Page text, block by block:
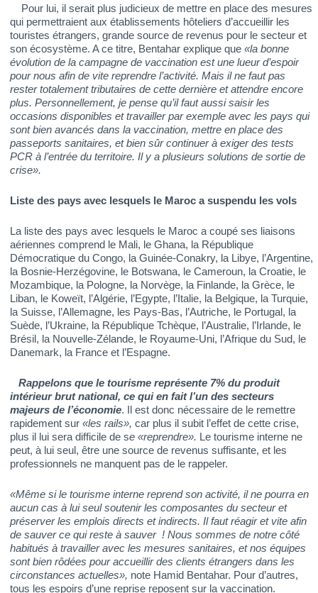
Pour lui, il serait plus judicieux de mettre en place des mesures
qui permettraient aux établissements hôteliers d’accueillir les
touristes étrangers, grande source de revenus pour le secteur et
son écosystème. A ce titre, Bentahar explique que «la bonne
évolution de la campagne de vaccination est une lueur d’espoir
pour nous afin de vite reprendre l’activité. Mais il ne faut pas
rester totalement tributaires de cette dernière et attendre encore
plus. Personnellement, je pense qu’il faut aussi saisir les
occasions disponibles et travailler par exemple avec les pays qui
sont bien avancés dans la vaccination, mettre en place des
passeports sanitaires, et bien sûr continuer à exiger des tests
PCR à l’entrée du territoire. Il y a plusieurs solutions de sortie de
crise».
Liste des pays avec lesquels le Maroc a suspendu les vols
La liste des pays avec lesquels le Maroc a coupé ses liaisons
aériennes comprend le Mali, le Ghana, la République
Démocratique du Congo, la Guinée-Conakry, la Libye, l’Argentine,
la Bosnie-Herzégovine, le Botswana, le Cameroun, la Croatie, le
Mozambique, la Pologne, la Norvège, la Finlande, la Grèce, le
Liban, le Koweït, l’Algérie, l’Egypte, l’Italie, la Belgique, la Turquie,
la Suisse, l’Allemagne, les Pays-Bas, l’Autriche, le Portugal, la
Suède, l’Ukraine, la République Tchèque, l’Australie, l’Irlande, le
Brésil, la Nouvelle-Zélande, le Royaume-Uni, l’Afrique du Sud, le
Danemark, la France et l’Espagne.
Rappelons que le tourisme représente 7% du produit
intérieur brut national, ce qui en fait l’un des secteurs
majeurs de l’économie. Il est donc nécessaire de le remettre
rapidement sur «les rails», car plus il subit l’effet de cette crise,
plus il lui sera difficile de se «reprendre». Le tourisme interne ne
peut, à lui seul, être une source de revenus suffisante, et les
professionnels ne manquent pas de le rappeler.
«Même si le tourisme interne reprend son activité, il ne pourra en
aucun cas à lui seul soutenir les composantes du secteur et
préserver les emplois directs et indirects. Il faut réagir et vite afin
de sauver ce qui reste à sauver ! Nous sommes de notre côté
habitués à travailler avec les mesures sanitaires, et nos équipes
sont bien rôdées pour accueillir des clients étrangers dans les
circonstances actuelles», note Hamid Bentahar. Pour d’autres,
tous les espoirs d’une reprise reposent sur la vaccination.